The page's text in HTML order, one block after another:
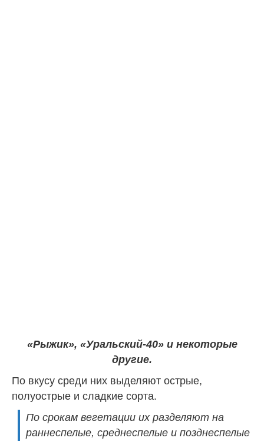
«Рыжик», «Уральский-40» и некоторые
другие.
По вкусу среди них выделяют острые,
полуострые и сладкие сорта.
По срокам вегетации их разделяют на
раннеспелые, среднеспелые и позднеспелые